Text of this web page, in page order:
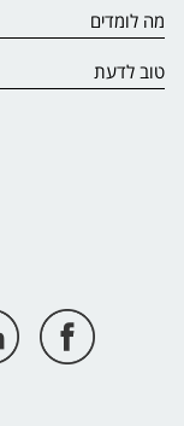
מה לומדים
טוב לדעת